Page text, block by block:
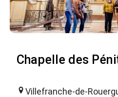
Chapelle des
Villefranche-de-